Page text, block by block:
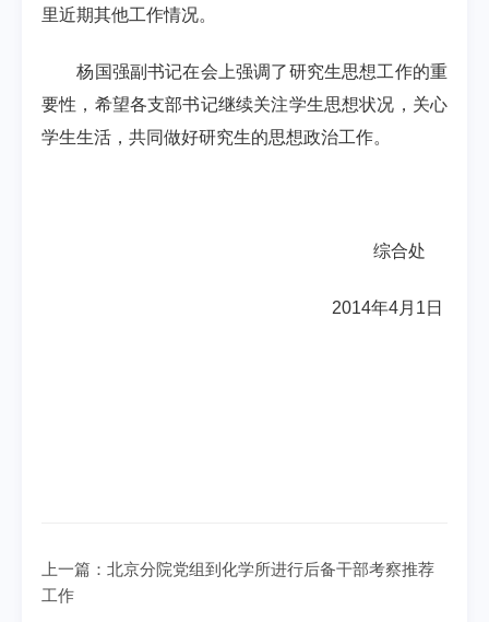
里近期其他工作情况。
杨国强副书记在会上强调了研究生思想工作的重
要性，希望各支部书记继续关注学生思想状况，关心
学生生活，共同做好研究生的思想政治工作。
综合处
2014年4月 1 日
上一篇： 北京分院党组到化学所进行后备干部考察推荐
工作